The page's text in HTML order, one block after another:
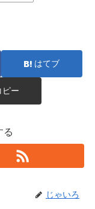
はてブ
ピー
る
じゃいろ